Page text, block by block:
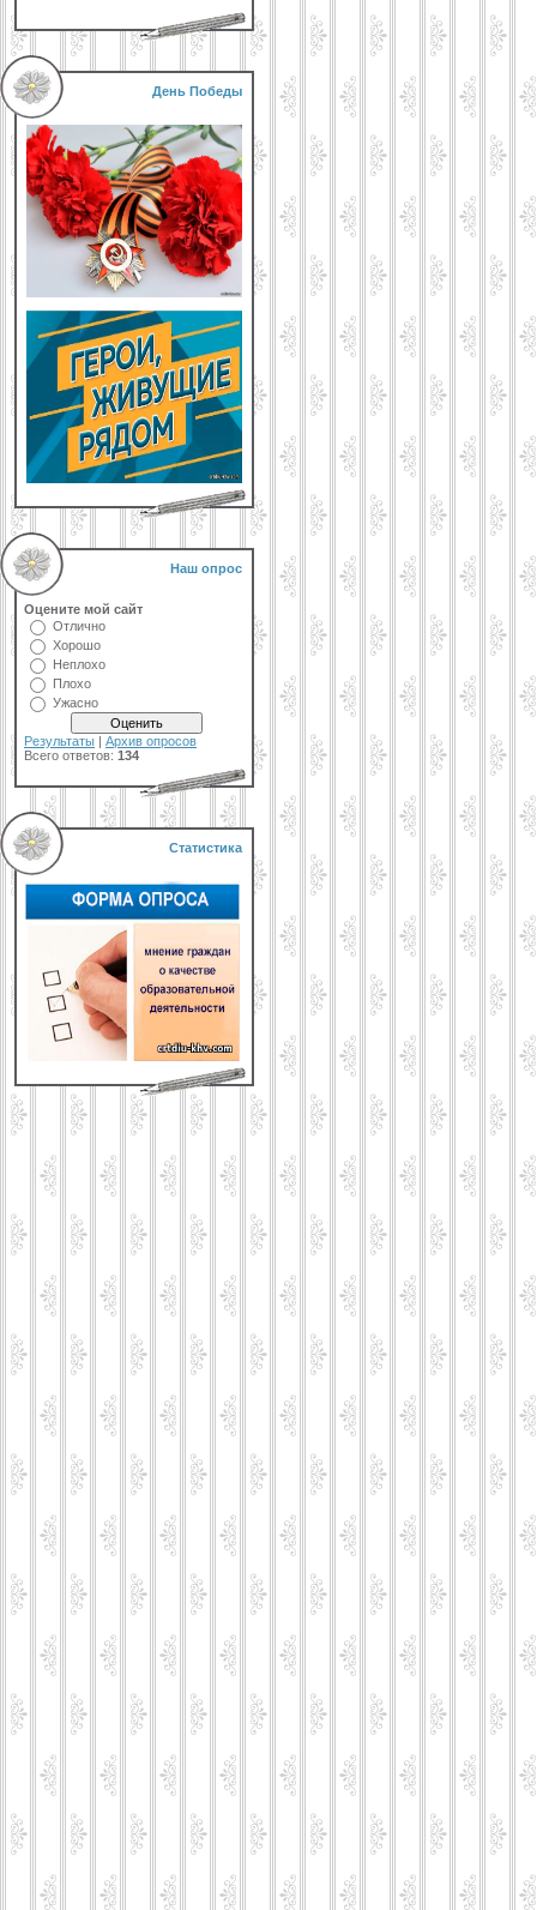
День Победы
Наш опрос
Оцените мой сайт
Отлично
Хорошо
Неплохо
Плохо
Ужасно
Результаты | Архив опросов
Всего ответов: 134
Статистика